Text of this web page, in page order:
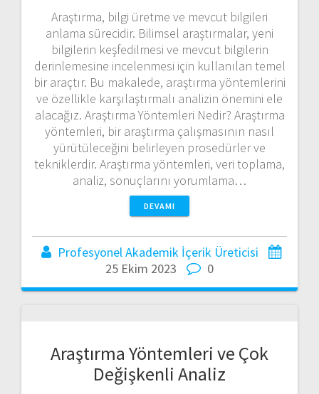
Araştırma, bilgi üretme ve mevcut bilgileri
anlama sürecidir. Bilimsel araştırmalar, yeni
bilgilerin keşfedilmesi ve mevcut bilgilerin
derinlemesine incelenmesi için kullanılan temel
bir araçtır. Bu makalede, araştırma yöntemlerini
ve özellikle karşılaştırmalı analizin önemini ele
alacağız. Araştırma Yöntemleri Nedir? Araştırma
yöntemleri, bir araştırma çalışmasının nasıl
yürütüleceğini belirleyen prosedürler ve
tekniklerdir. Araştırma yöntemleri, veri toplama,
analiz, sonuçlarını yorumlama…
DEVAMI
Profesyonel Akademik İçerik Üreticisi
25 Ekim 2023
0
Araştırma Yöntemleri ve Çok
Değişkenli Analiz